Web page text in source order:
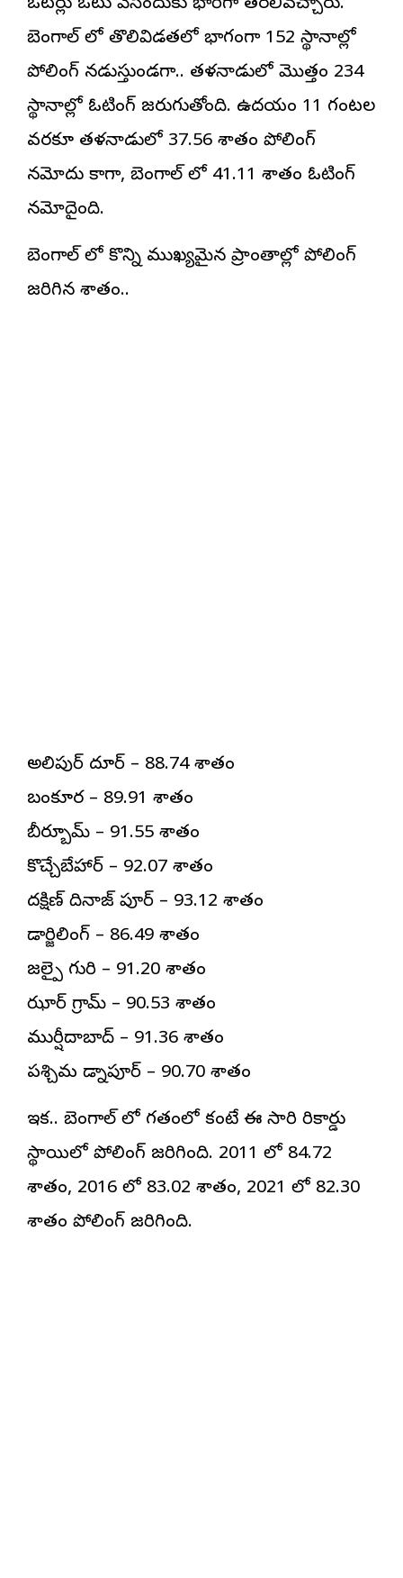
ఓటర్లు ఓటు వేసేందుకు భారీగా తరలివచ్చారు.
బెంగాల్ లో తొలివిడతలో భాగంగా 152 స్థానాల్లో
పోలింగ్ నడుస్తుండగా.. తమిళనాడులో మొత్తం 234
స్థానాల్లో ఓటింగ్ జరుగుతోంది. ఉదయం 11 గంటల
వరకూ తమిళనాడులో 37.56 శాతం పోలింగ్
నమోదు కాగా, బెంగాల్ లో 41.11 శాతం ఓటింగ్
నమోదైంది.
బెంగాల్ లో కొన్ని ముఖ్యమైన ప్రాంతాల్లో పోలింగ్
జరిగిన శాతం..
అలిపుర్ దూర్ – 88.74 శాతం
బంకూర – 89.91 శాతం
బీర్బూమ్ – 91.55 శాతం
కొచ్చేబేహార్ – 92.07 శాతం
దక్షిణ్ దినాజ్ పూర్ – 93.12 శాతం
డార్జిలింగ్ – 86.49 శాతం
జల్పై గురి – 91.20 శాతం
ఝార్ గ్రామ్ – 90.53 శాతం
ముర్షీదాబాద్ – 91.36 శాతం
పశ్చిమ మిడ్నాపూర్ – 90.70 శాతం
ఇక.. బెంగాల్ లో గతంలో కంటే ఈ సారి రికార్డు
స్థాయిలో పోలింగ్ జరిగింది. 2011 లో 84.72
శాతం, 2016 లో 83.02 శాతం, 2021 లో 82.30
శాతం పోలింగ్ జరిగింది.